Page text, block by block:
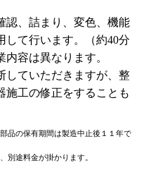
認、詰まり、変色、機能
して行います。（約40分
容は異なります。
していただきますが、整
施工の修正をすることも
品の保有期間は製造中止後１１年で
別途料金が掛かります。